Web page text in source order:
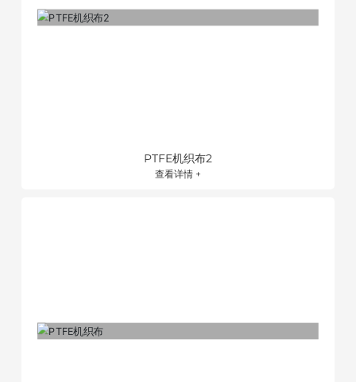
PTFE机织布2
查看详情 +